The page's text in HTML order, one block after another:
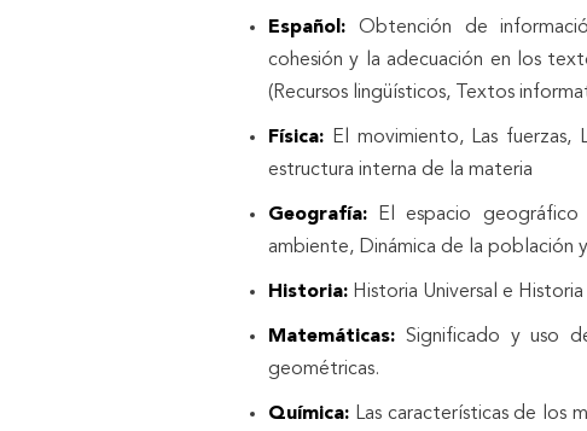
Español:Obtención de
cohesión y la adecuación en los
(Recursos lingüísticos, Textos
Física: El movimiento, Las fuerzas,
estructura interna de la materia
Geografía: El espacio geográfico
ambiente, Dinámica de la población
Historia: Historia Universal e
Matemáticas: Significado y uso
geométricas.
Química: Las características de los